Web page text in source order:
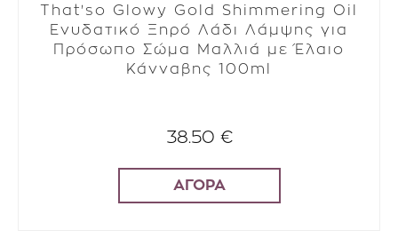
That'so Glowy Gold Shimmering Oil
Ενυδατικό Ξηρό Λάδι Λάμψης για
Πρόσωπο Σώμα Μαλλιά με Έλαιο
Κάνναβης 100ml
38.50 €
ΑΓΟΡΑ